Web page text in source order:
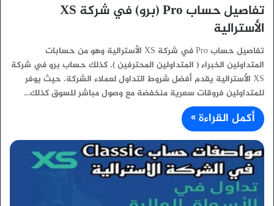
تفاصيل حساب Pro (برو) في شركة XS
الأسترالية
تفاصيل حساب Pro في شركة XS الأسترالية وهو من حسابات
المتداولين الخبراء ( المتداولين المحترفين ). كذلك حساب برو في شركة
XS الأسترالية يقدم أفضل شروط التداول لعملاء الشركة. حيث يوفر
للمتداولين فروقات سعرية منخفضة مع وصول مباشر للسوق كذلك…
أكمل القراءة »